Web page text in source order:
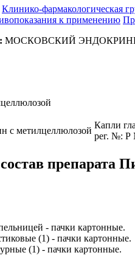
Клинико-фармакологическая
к применению
МОСКОВСКИЙ
с метилцеллюлозой
Капли
рег. №: Р
препарата
- пачки картонные.
(1) - пачки картонные.
(1) - пачки картонные.